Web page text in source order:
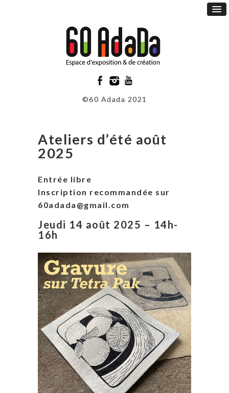
©60 Adada 2021
Ateliers d’été août
2025
Entrée libre
Inscription recommandée sur
60adada@gmail.com
Jeudi 14 août 2025 – 14h-
16h